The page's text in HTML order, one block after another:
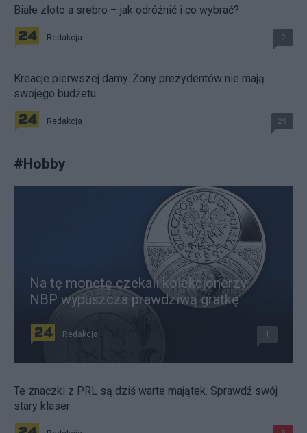
Białe złoto a srebro – jak odróżnić i co wybrać?
Redakcja 2
Kreacje pierwszej damy. Żony prezydentów nie mają
swojego budżetu
Redakcja 29
#Hobby
Na tę monetę czekali kolekcjonerzy.
NBP wypuszcza prawdziwą gratkę
Redakcja 1
Te znaczki z PRL są dziś warte majątek. Sprawdź swój
stary klaser